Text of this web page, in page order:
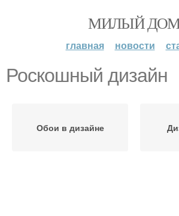
МИЛЫЙ
главная новости
Роскошный дизайн
Обои в дизайне